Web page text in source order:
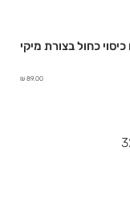
כחול בצורת מיקי
מחיר ‏89.00 ‏₪